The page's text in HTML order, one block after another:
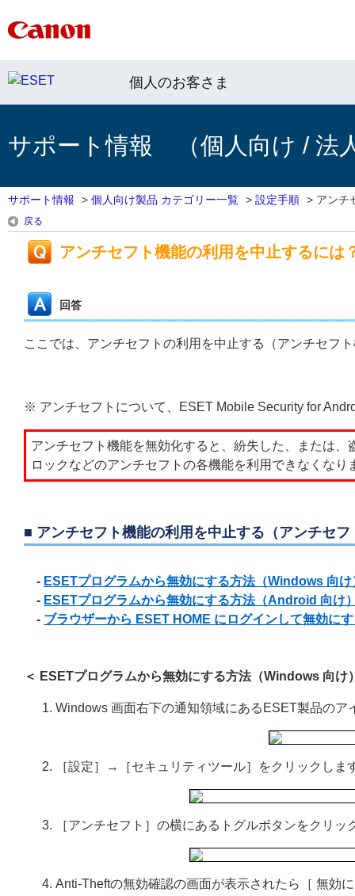
個人のお客さま
サポート情報 （個人向け / 法
サポート情報 > 個人向け製品 カテゴリー一覧 > 設定手順 > アンチ
戻る
アンチセフト機能の利用を中止するには
回答
ここでは、アンチセフトの利用を中止する（アンチセフ
※ アンチセフトについて、ESET Mobile Security for
アンチセフト機能を無効化すると、紛失した、または
ロックなどのアンチセフトの各機能を利用できなくなり
■ アンチセフト機能の利用を中止する（アンチセ
- ESETプログラムから無効にする方法（Windows 向け
- ESETプログラムから無効にする方法（Android 向け
- ブラウザーから ESET HOME にログインして無効に
＜ ESETプログラムから無効にする方法（Windows 向け
Windows 画面右下の通知領域にあるESET製品の
［設定］→［セキュリティツール］をクリックしま
［アンチセフト］の横にあるトグルボタンをクリッ
Anti-Theftの無効確認の画面が表示されたら［ 無効